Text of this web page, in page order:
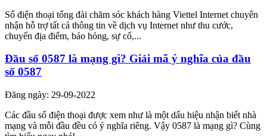
Số điện thoại tổng đài chăm sóc khách hàng Viettel Internet chuyên
nhận hỗ trợ tất cả thông tin về dịch vụ Internet như thu cước,
chuyển địa điểm, báo hỏng, sự cố,...
Đầu số 0587 là mạng gì? Giải mã ý nghĩa của đầu
số 0587
Đăng ngày: 29-09-2022
Các đầu số điện thoại được xem như là một dấu hiệu nhận biết nhà
mạng và mỗi đầu đều có ý nghĩa riêng. Vậy 0587 là mạng gì? Cùng